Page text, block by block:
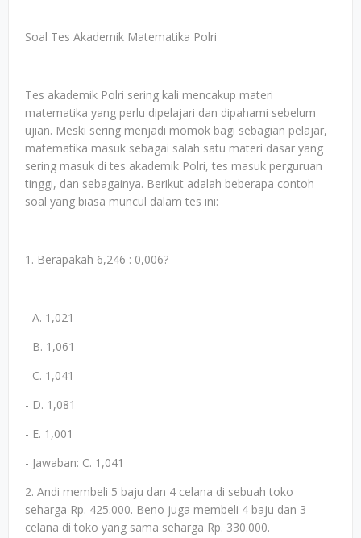
Soal Tes Akademik Matematika Polri
Tes akademik Polri sering kali mencakup materi
matematika yang perlu dipelajari dan dipahami sebelum
ujian. Meski sering menjadi momok bagi sebagian pelajar,
matematika masuk sebagai salah satu materi dasar yang
sering masuk di tes akademik Polri, tes masuk perguruan
tinggi, dan sebagainya. Berikut adalah beberapa contoh
soal yang biasa muncul dalam tes ini:
1. Berapakah 6,246 : 0,006?
- A. 1,021
- B. 1,061
- C. 1,041
- D. 1,081
- E. 1,001
- Jawaban: C. 1,041
2. Andi membeli 5 baju dan 4 celana di sebuah toko
seharga Rp. 425.000. Beno juga membeli 4 baju dan 3
celana di toko yang sama seharga Rp. 330.000.